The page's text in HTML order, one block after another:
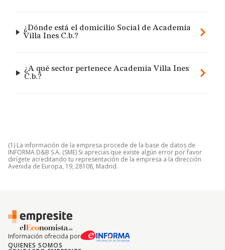
¿Dónde está el domicilio Social de Academia
Villa Ines C.b.?
¿A qué sector pertenece Academia Villa Ines
C.b.?
(1) La información de la empresa procede de la base de datos de
INFORMA D&B S.A. (SME) Si aprecias que existe algún error por favor
dirígete acreditando tu representación de la empresa a la dirección
Avenida de Europa, 19, 28108, Madrid.
Información ofrecida por
QUIENES SOMOS